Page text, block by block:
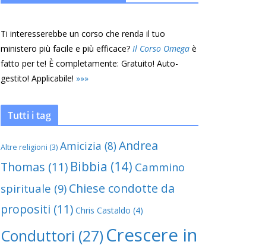
Ti interesserebbe un corso che renda il tuo
ministero più facile e più efficace? Il Corso Omega è
fatto per te! È completamente: Gratuito! Auto-
gestito! Applicabile! »»»
Tutti i tag
Altre religioni (3) Amicizia (8)Andrea
Thomas (11) Bibbia (14) Cammino
spirituale (9) Chiese condotte da
propositi (11) Chris Castaldo (4)
Conduttori (27) Crescere in